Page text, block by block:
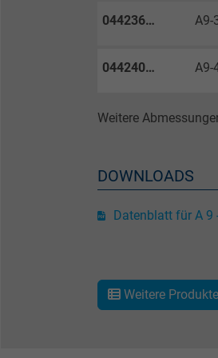
044236… A9-
044240… A9-
Weitere
DOWNLOADS
Datenblatt für A 9
Weitere